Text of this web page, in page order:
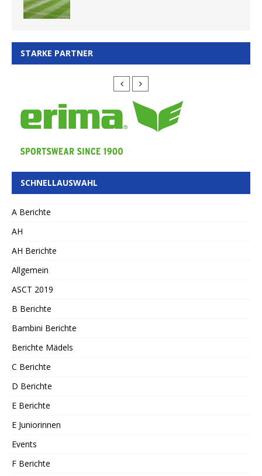
STARKE PARTNER
SCHNELLAUSWAHL
A Berichte
AH
AH Berichte
Allgemein
ASCT 2019
B Berichte
Bambini Berichte
Berichte Mädels
C Berichte
D Berichte
E Berichte
E Juniorinnen
Events
F Berichte